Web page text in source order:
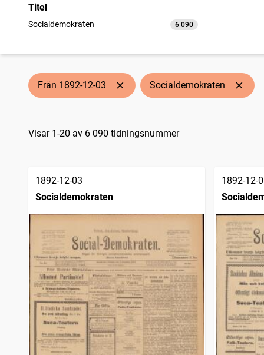
Titel
Socialdemokraten 6 090
träffar
Från 1892-12-03 Socialdemokraten
Sökresultat
Visar 1-20 av 6 090 tidningsnummer
1892-12-03
Socialdemokraten
1892-12-